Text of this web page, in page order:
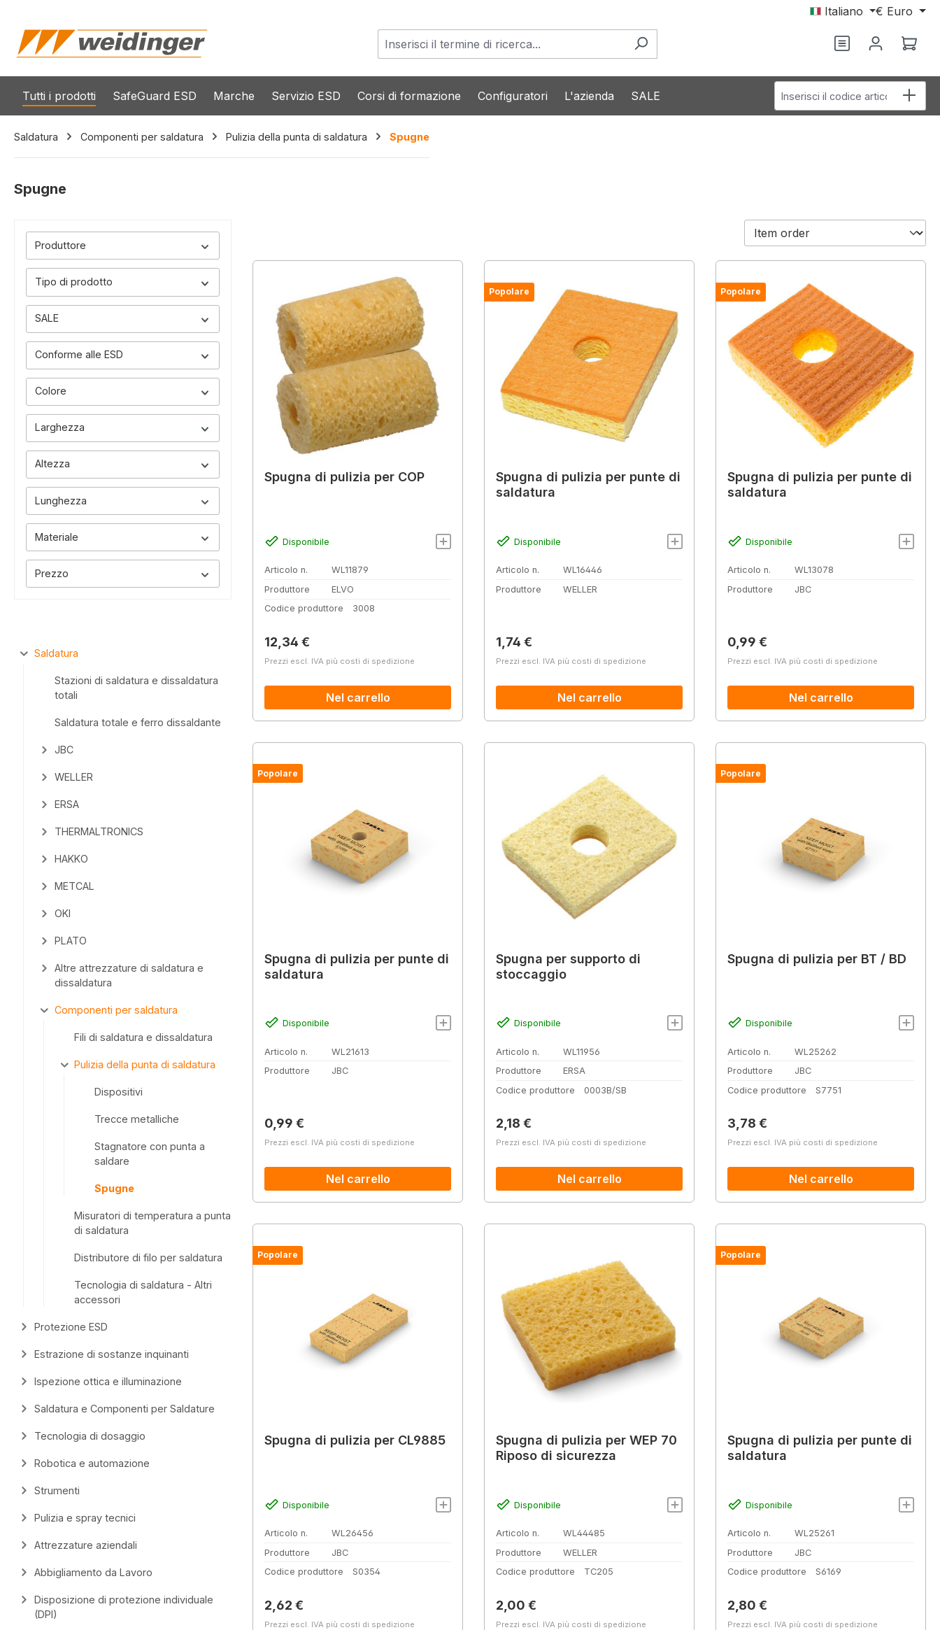
Italiano € Euro
Hai 0 articoliIl
Tutti i prodotti SafeGuard ESD Marche Servizio ESD Corsi di formazione Configuratori L'azienda SALE Inserisci il codice articolo
Saldatura Componenti per saldatura Pulizia della punta di saldatura Spugne
Spugne
Produttore
Tipo di prodotto
SALE
Conforme alle ESD
Colore
Larghezza
Altezza
Lunghezza
Materiale
Prezzo
Saldatura
Stazioni di saldatura e dissaldatura
totali
Saldatura totale e ferro dissaldante
JBC
WELLER
ERSA
THERMALTRONICS
HAKKO
METCAL
OKI
PLATO
Altre attrezzature di saldatura e
dissaldatura
Componenti per saldatura
Fili di saldatura e dissaldatura
Pulizia della punta di saldatura
Dispositivi
Trecce metalliche
Stagnatore con punta a
saldare
Spugne
Misuratori di temperatura a punta
di saldatura
Distributore di filo per saldatura
Tecnologia di saldatura - Altri
accessori
Protezione ESD
Estrazione di sostanze inquinanti
Ispezione ottica e illuminazione
Saldatura e Componenti per Saldature
Tecnologia di dosaggio
Robotica e automazione
Strumenti
Pulizia e spray tecnici
Attrezzature aziendali
Abbigliamento da Lavoro
Disposizione di protezione individuale
(DPI)
Spugna di pulizia per COP
Disponibile
Articolo n.
WL11879
Produttore
ELVO
Codice produttore
3008
Prezzo normale:
12,34 €
Prezzi escl. IVA più costi di spedizione
Nel carrello
Popolare
Spugna di pulizia per punte di
saldatura
Disponibile
Articolo n.
WL16446
Produttore
WELLER
Prezzo normale:
1,74 €
Prezzi escl. IVA più costi di spedizione
Nel carrello
Popolare
Spugna di pulizia per punte di
saldatura
Disponibile
Articolo n.
WL13078
Produttore
JBC
Prezzo normale:
0,99 €
Prezzi escl. IVA più costi di spedizione
Nel carrello
Popolare
Spugna di pulizia per punte di
saldatura
Disponibile
Articolo n.
WL21613
Produttore
JBC
Prezzo normale:
0,99 €
Prezzi escl. IVA più costi di spedizione
Nel carrello
Spugna per supporto di
stoccaggio
Disponibile
Articolo n.
WL11956
Produttore
ERSA
Codice produttore
0003B/SB
Prezzo normale:
2,18 €
Prezzi escl. IVA più costi di spedizione
Nel carrello
Popolare
Spugna di pulizia per BT / BD
Disponibile
Articolo n.
WL25262
Produttore
JBC
Codice produttore
S7751
Prezzo normale:
3,78 €
Prezzi escl. IVA più costi di spedizione
Nel carrello
Popolare
Spugna di pulizia per CL9885
Disponibile
Articolo n.
WL26456
Produttore
JBC
Codice produttore
S0354
Prezzo normale:
2,62 €
Prezzi escl. IVA più costi di spedizione
Spugna di pulizia per WEP 70
Riposo di sicurezza
Disponibile
Articolo n.
WL44485
Produttore
WELLER
Codice produttore
TC205
Prezzo normale:
2,00 €
Prezzi escl. IVA più costi di spedizione
Popolare
Spugna di pulizia per punte di
saldatura
Disponibile
Articolo n.
WL25261
Produttore
JBC
Codice produttore
S6169
Prezzo normale:
2,80 €
Prezzi escl. IVA più costi di spedizione